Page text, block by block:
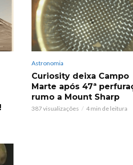
Astronomia
Curiosity deixa Campo
Marte após 47ª
rumo a Mount Sharp
387 visualizações 4 min de leitura